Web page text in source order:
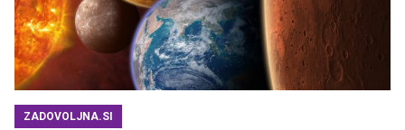
ZADOVOLJNA.SI